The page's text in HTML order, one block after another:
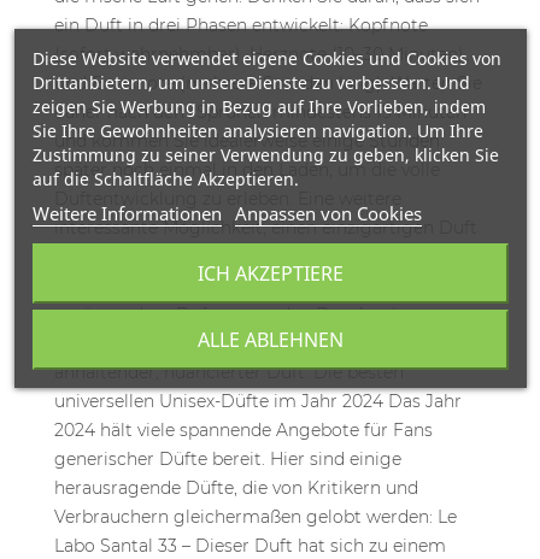
Diese Website verwendet eigene Cookies und Cookies von
Drittanbietern, um unsereDienste zu verbessern. Und
zeigen Sie Werbung in Bezug auf Ihre Vorlieben, indem
Sie Ihre Gewohnheiten analysieren navigation. Um Ihre
Zustimmung zu seiner Verwendung zu geben, klicken Sie
auf die Schaltfläche Akzeptieren.
Weitere Informationen Anpassen von Cookies
ALLE ABLEHNEN
ICH AKZEPTIERE